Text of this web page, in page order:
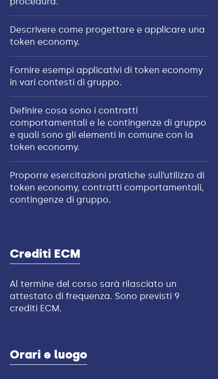
Descrivere come progettare e applicare una
token economy.
Fornire esempi applicativi di token economy
in vari contesti di gruppo.
Definire cosa sono i contratti
comportamentali e le contingenze di gruppo
e quali sono gli elementi in comune con la
token economy.
Proporre esercitazioni pratiche sull’utilizzo di
token economy, contratti comportamentali,
contingenze di gruppo.
Crediti ECM
Al termine del corso sarà rilasciato un
attestato di frequenza. Sono previsti 9
crediti ECM.
Orari e luogo